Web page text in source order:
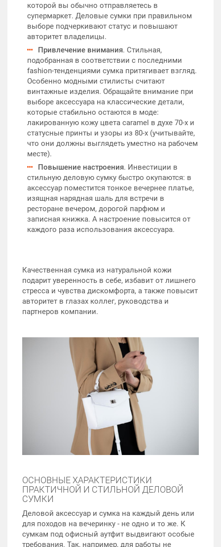
которой вы обычно отправляетесь в
супермаркет. Деловые сумки при правильном
выборе подчеркивают статус и повышают
авторитет владелицы.
Привлечение внимания. Стильная,
подобранная в соответствии с последними
fashion-тенденциями сумка притягивает взгляд.
Особенно модными стилисты считают
винтажные изделия. Обращайте внимание при
выборе аксессуара на классические детали,
которые стабильно остаются в моде:
лакированную кожу цвета caramel в духе 70-х и
статусные принты и узоры из 80-х (учитывайте,
что они должны выглядеть уместно на рабочем
месте).
Повышение настроения. Инвестиции в
стильную деловую сумку быстро окупаются: в
аксессуар поместится тонкое вечернее платье,
изящная нарядная шаль для встречи в
ресторане вечером, дорогой парфюм и
записная книжка. А настроение повысится от
каждого раза использования аксессуара.
Качественная сумка из натуральной кожи
подарит уверенность в себе, избавит от лишнего
стресса и чувства дискомфорта, а также повысит
авторитет в глазах коллег, руководства и
партнеров компании.
ОСНОВНЫЕ ХАРАКТЕРИСТИКИ
ПРАКТИЧНОЙ И СТИЛЬНОЙ ДЕЛОВОЙ
СУМКИ
Деловой аксессуар и сумка на каждый день или
для походов на вечеринку - не одно и то же. К
сумкам под офисный аутфит выдвигают особые
требования. Так, например, для работы не